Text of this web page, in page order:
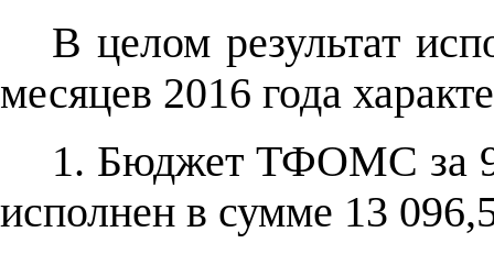
В целом результат
месяцев 2016 года
1. Бюджет ТФОМС за 9
исполнен в сумме 13